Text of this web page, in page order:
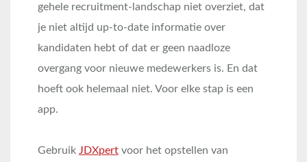
gehele recruitment-landschap niet overziet, dat
je niet altijd up-to-date informatie over
kandidaten hebt of dat er geen naadloze
overgang voor nieuwe medewerkers is. En dat
hoeft ook helemaal niet. Voor elke stap is een
app.
Gebruik JDXpert voor het opstellen van